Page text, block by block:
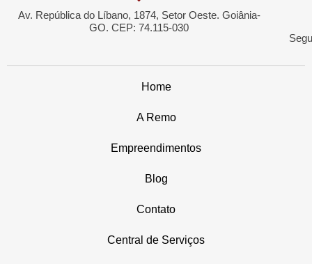
Av. República do Líbano, 1874, Setor Oeste. Goiânia-
GO. CEP: 74.115-030
Home
A Remo
Empreendimentos
Blog
Contato
Central de Serviços